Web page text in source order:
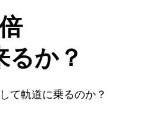
るか？
て軌道に乗るのか？